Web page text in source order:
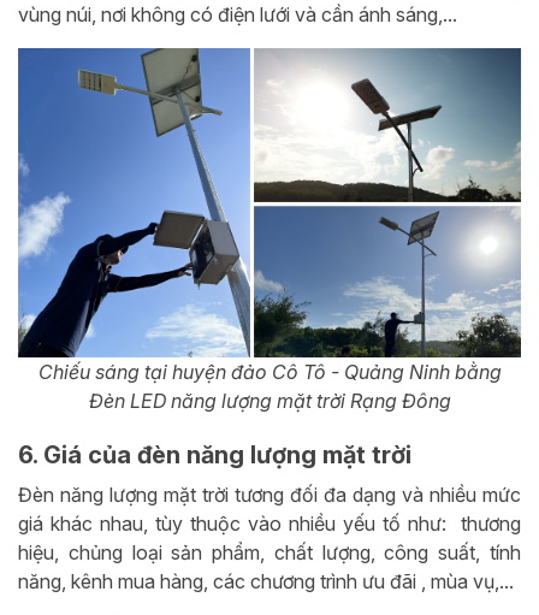
vùng núi, nơi không có điện lưới và cần ánh sáng,...
Chiếu sáng tại huyện đảo Cô Tô - Quảng Ninh bằng
Đèn LED năng lượng mặt trời Rạng Đông
6. Giá của đèn năng lượng mặt trời
Đèn năng lượng mặt trời tương đối đa dạng và nhiều mức
giá khác nhau, tùy thuộc vào nhiều yếu tố như: thương
hiệu, chủng loại sản phẩm, chất lượng, công suất, tính
năng, kênh mua hàng, các chương trình ưu đãi , mùa vụ,...